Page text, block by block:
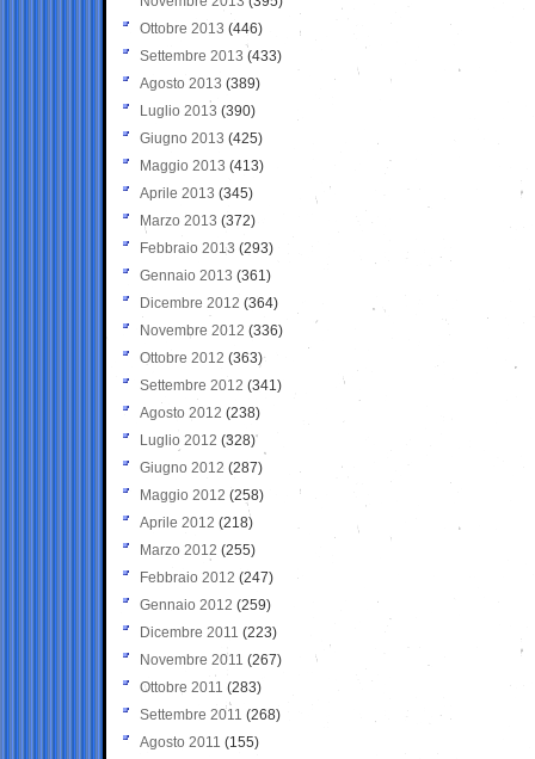
Ottobre 2013 (446)
Settembre 2013 (433)
Agosto 2013 (389)
Luglio 2013 (390)
Giugno 2013 (425)
Maggio 2013 (413)
Aprile 2013 (345)
Marzo 2013 (372)
Febbraio 2013 (293)
Gennaio 2013 (361)
Dicembre 2012 (364)
Novembre 2012 (336)
Ottobre 2012 (363)
Settembre 2012 (341)
Agosto 2012 (238)
Luglio 2012 (328)
Giugno 2012 (287)
Maggio 2012 (258)
Aprile 2012 (218)
Marzo 2012 (255)
Febbraio 2012 (247)
Gennaio 2012 (259)
Dicembre 2011 (223)
Novembre 2011 (267)
Ottobre 2011 (283)
Settembre 2011 (268)
Agosto 2011 (155)